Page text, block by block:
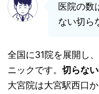
医院の数
ない切ら
全国に31院を展開し
ニックです。 切らな
大宮院は大宮駅西口